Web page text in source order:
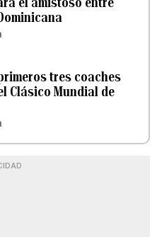
tres coaches
Clásico Mundial de